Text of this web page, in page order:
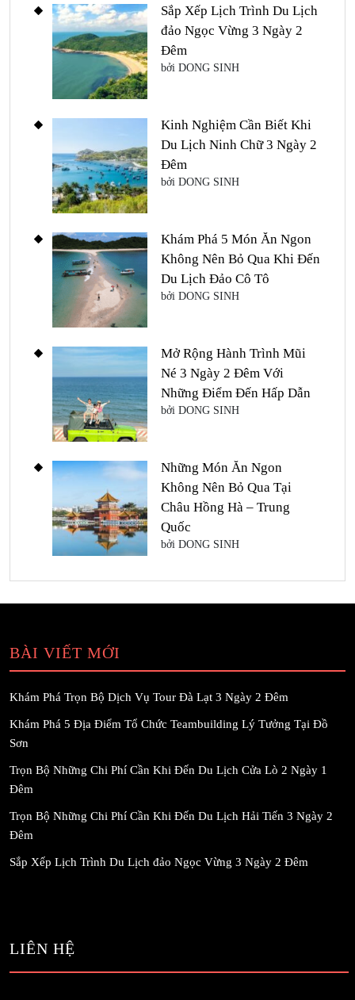
Sắp Xếp Lịch Trình Du Lịch
đảo Ngọc Vừng 3 Ngày 2
Đêm
bởi DONG SINH
Kinh Nghiệm Cần Biết Khi
Du Lịch Ninh Chữ 3 Ngày 2
Đêm
bởi DONG SINH
Khám Phá 5 Món Ăn Ngon
Không Nên Bỏ Qua Khi Đến
Du Lịch Đảo Cô Tô
bởi DONG SINH
Mở Rộng Hành Trình Mũi
Né 3 Ngày 2 Đêm Với
Những Điểm Đến Hấp Dẫn
bởi DONG SINH
Những Món Ăn Ngon
Không Nên Bỏ Qua Tại
Châu Hồng Hà – Trung
Quốc
bởi DONG SINH
BÀI VIẾT MỚI
Khám Phá Trọn Bộ Dịch Vụ Tour Đà Lạt 3 Ngày 2 Đêm
Khám Phá 5 Địa Điểm Tổ Chức Teambuilding Lý Tưởng Tại Đồ
Sơn
Trọn Bộ Những Chi Phí Cần Khi Đến Du Lịch Cửa Lò 2 Ngày 1
Đêm
Trọn Bộ Những Chi Phí Cần Khi Đến Du Lịch Hải Tiến 3 Ngày 2
Đêm
Sắp Xếp Lịch Trình Du Lịch đảo Ngọc Vừng 3 Ngày 2 Đêm
LIÊN HỆ